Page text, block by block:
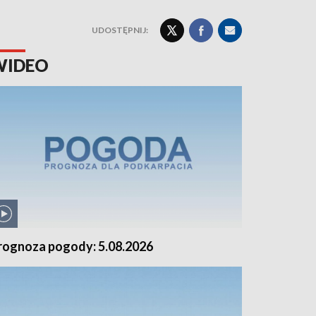
UDOSTĘPNIJ:
pogody: 5.08.2026